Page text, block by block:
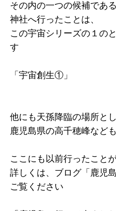
その内の一つの候補であ
神社へ行ったことは、
この宇宙シリーズの１の
す
「宇宙創生①」
他にも天孫降臨の場所とし
鹿児島県の高千穂峰など
ここにも以前行ったこと
詳しくは、ブログ「鹿児
ご覧ください